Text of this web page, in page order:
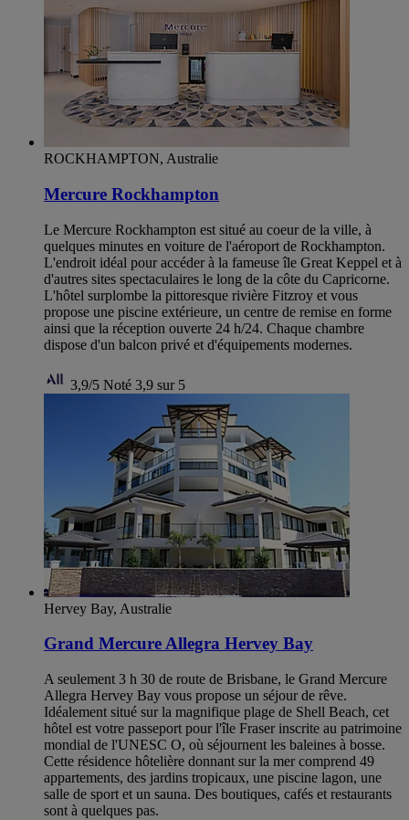
ROCKHAMPTON, Australie
Mercure Rockhampton
Le Mercure Rockhampton est situé au coeur de la ville, à
quelques minutes en voiture de l'aéroport de Rockhampton.
L'endroit idéal pour accéder à la fameuse île Great Keppel et à
d'autres sites spectaculaires le long de la côte du Capricorne.
L'hôtel surplombe la pittoresque rivière Fitzroy et vous
propose une piscine extérieure, un centre de remise en forme
ainsi que la réception ouverte 24 h/24. Chaque chambre
dispose d'un balcon privé et d'équipements modernes.
3,9/5 Noté 3,9 sur 5
Hervey Bay, Australie
Grand Mercure Allegra Hervey Bay
A seulement 3 h 30 de route de Brisbane, le Grand Mercure
Allegra Hervey Bay vous propose un séjour de rêve.
Idéalement situé sur la magnifique plage de Shell Beach, cet
hôtel est votre passeport pour l'île Fraser inscrite au patrimoine
mondial de l'UNESC O, où séjournent les baleines à bosse.
Cette résidence hôtelière donnant sur la mer comprend 49
appartements, des jardins tropicaux, une piscine lagon, une
salle de sport et un sauna. Des boutiques, cafés et restaurants
sont à quelques pas.